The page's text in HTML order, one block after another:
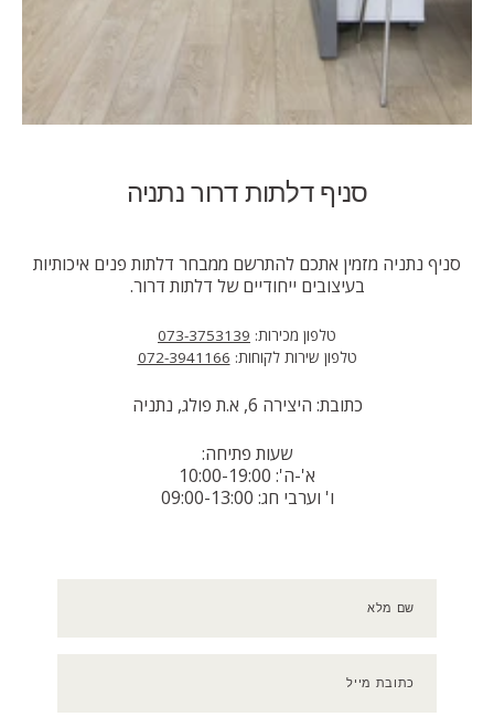
סניף דלתות דרור נתניה
סניף נתניה מזמין אתכם להתרשם ממבחר דלתות פנים איכותיות
בעיצובים ייחודיים של דלתות דרור.
טלפון מכירות: 073-3753139
טלפון שירות לקוחות: 072-3941166
כתובת: היצירה 6, א.ת פולג, נתניה
שעות פתיחה:
א'-ה': 10:00-19:00
ו' וערבי חג: 09:00-13:00
שם מלא
כתובת מייל